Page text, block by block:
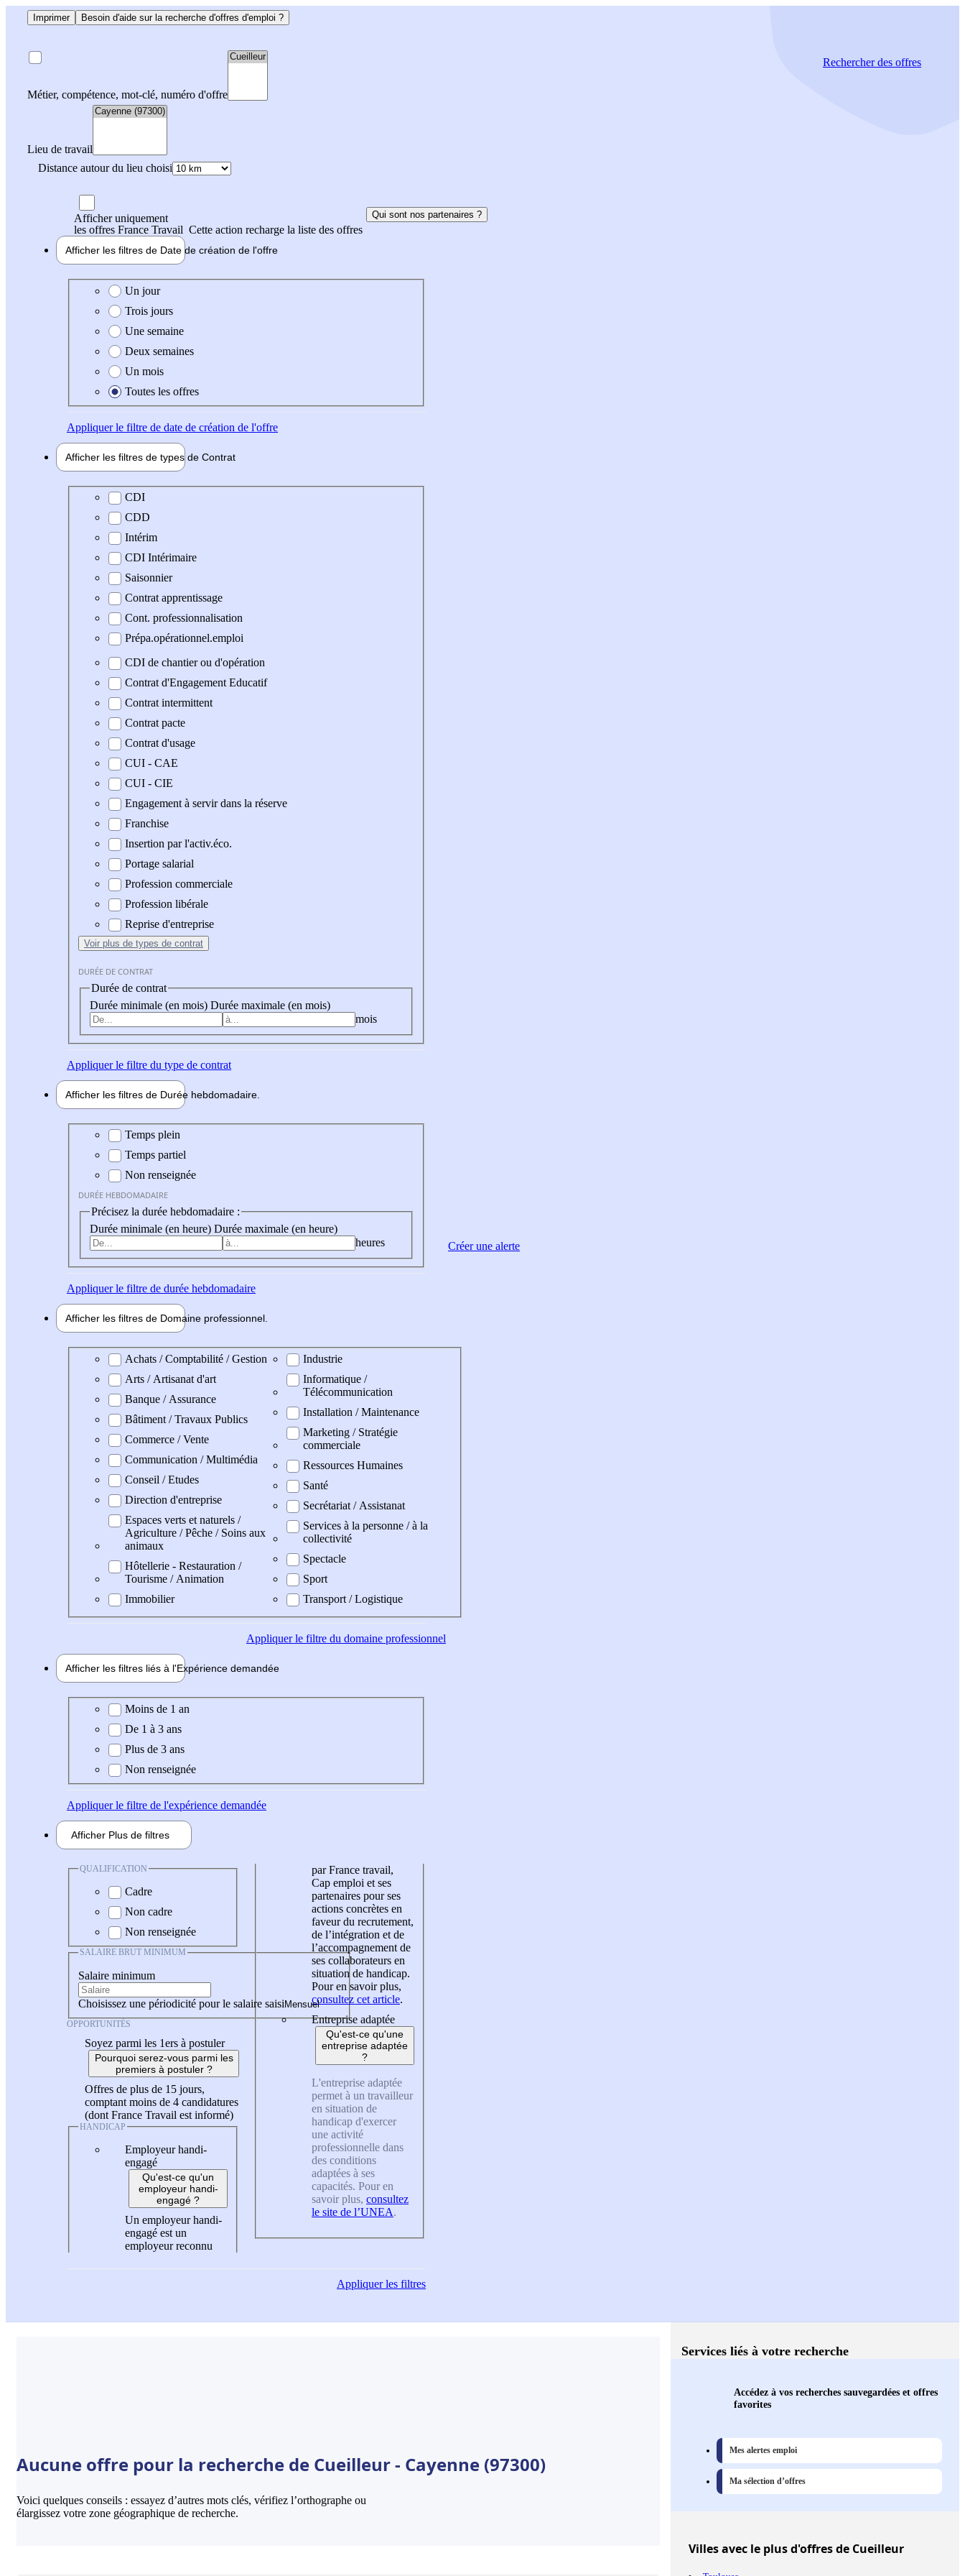
Imprimer Besoin d'aide sur la recherche d'offres d'emploi ?
Métier, compétence, mot-clé, numéro d'offre
Lieu de travail
Distance autour du lieu choisi
Rechercherdes offres
Afficher uniquement
les offres France Travail Cette action recharge la liste des offres
Qui sont nos partenaires ?
Afficher les filtres de Date de création de l'offre
Date de création de l'offre
Un jour
Trois jours
Une semaine
Deux semaines
Un mois
Toutes les offres
Appliquerle filtre de date de création de l'offre
Afficher les filtres de types de Contrat
Type de contrat
CDI
CDD
Intérim
CDI Intérimaire
Saisonnier
Contrat apprentissage
Cont. professionnalisation
Prépa.opérationnel.emploi
CDI de chantier ou d'opération
Contrat d'Engagement Educatif
Contrat intermittent
Contrat pacte
Contrat d'usage
CUI - CAE
CUI - CIE
Engagement à servir dans la réserve
Franchise
Insertion par l'activ.éco.
Portage salarial
Profession commerciale
Profession libérale
Reprise d'entreprise
Voir plus de types de contrat
DURÉE DE CONTRAT
Durée de contrat
Durée minimale (en mois) Durée maximale (en mois)
mois
Appliquerle filtre du type de contrat
Afficher les filtres de Durée hebdomadaire
Durée hebdomadaire
Temps plein
Temps partiel
Non renseignée
DURÉE HEBDOMADAIRE
Précisez la durée hebdomadaire :
Durée minimale (en heure) Durée maximale (en heure)
heures
Appliquerle filtre de durée hebdomadaire
Afficher les filtres de Domaine professionnel
Domaine professionel
Achats / Comptabilité / Gestion
Arts / Artisanat d'art
Banque / Assurance
Bâtiment / Travaux Publics
Commerce / Vente
Communication / Multimédia
Conseil / Etudes
Direction d'entreprise
Espaces verts et naturels /
Agriculture / Pêche / Soins aux
animaux
Hôtellerie - Restauration /
Tourisme / Animation
Immobilier
Industrie
Informatique /
Télécommunication
Installation / Maintenance
Marketing / Stratégie
commerciale
Ressources Humaines
Santé
Secrétariat / Assistanat
Services à la personne / à la
collectivité
Spectacle
Sport
Transport / Logistique
Appliquerle filtre du domaine professionnel
Afficher les filtres liés à l'Expérience demandée
Expérience demandée
Moins de 1 an
De 1 à 3 ans
Plus de 3 ans
Non renseignée
Appliquerle filtre de l'expérience demandée
Afficher Plus de filtres
QUALIFICATION
Cadre
Non cadre
Non renseignée
SALAIRE BRUT MINIMUM
Salaire minimum
Choisissez une périodicité pour le salaire saisi
OPPORTUNITÉS
Soyez parmi les 1ers à postuler
Pourquoi serez-vous parmi les
premiers à postuler ?
Offres de plus de 15 jours,
comptant moins de 4 candidatures
(dont France Travail est informé)
HANDICAP
Employeur handi-
engagé
Qu'est-ce qu'un
employeur handi-
engagé ?
Un employeur handi-
engagé est un
employeur reconnu
par France travail,
Cap emploi et ses
partenaires pour ses
actions concrètes en
faveur du recrutement,
de l’intégration et de
l’accompagnement de
ses collaborateurs en
situation de handicap.
Pour en savoir plus,
consultez cet article.
Entreprise adaptée
Qu'est-ce qu'une
entreprise adaptée
?
L'entreprise adaptée
permet à un travailleur
en situation de
handicap d'exercer
une activité
professionnelle dans
des conditions
adaptées à ses
capacités. Pour en
savoir plus, consultez
le site de l’UNEA.
Appliquerles filtres
Créer une alerte
Aucune offre pour la recherche de Cueilleur - Cayenne (97300)
Voici quelques conseils : essayez d’autres mots clés, vérifiez l’orthographe ou
élargissez votre zone géographique de recherche.
Services liés à votre recherche
Accédez à vos recherches sauvegardées et offres
favorites
Mes alertes emploi
Ma sélection d’offres
Villesavec le plus d'offres de Cueilleur